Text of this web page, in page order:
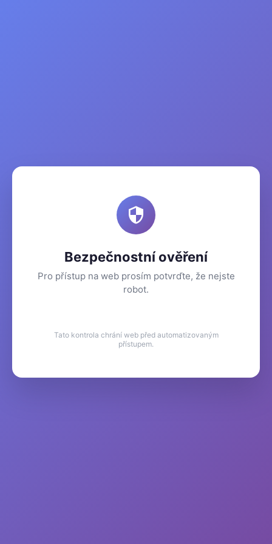
Bezpečnostní ověření
Pro přístup na web prosím potvrďte, že nejste
robot.
Tato kontrola chrání web před automatizovaným
přístupem.